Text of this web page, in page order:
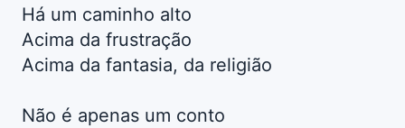
Há um caminho alto
Acima da frustração
Acima da fantasia, da religião
Não é apenas um conto